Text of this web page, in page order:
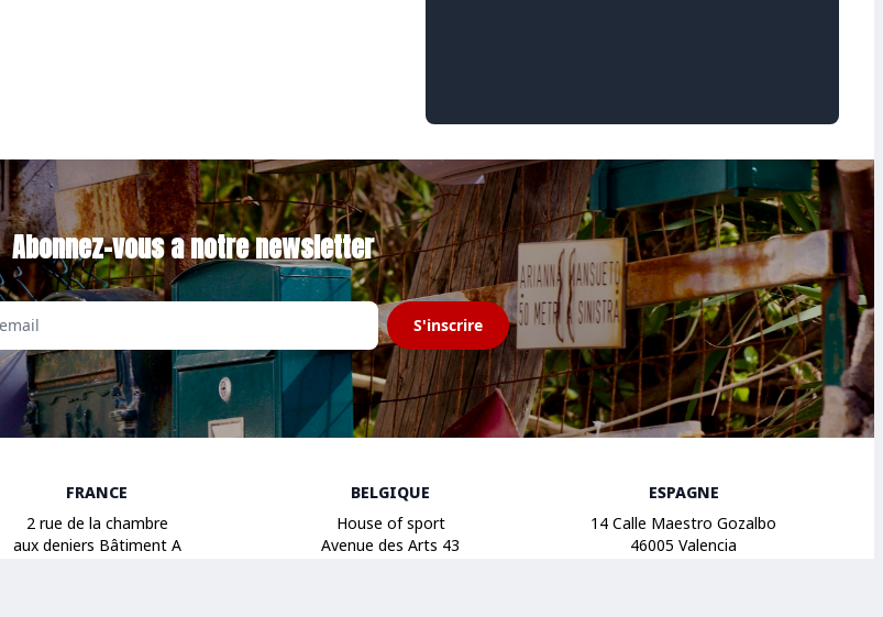
Abonnez-vous a notre newsletter
S'inscrire
FRANCE
2 rue de la chambre
aux deniers Bâtiment A
BELGIQUE
House of sport
Avenue des Arts 43
ESPAGNE
14 Calle Maestro Gozalbo
46005 Valencia